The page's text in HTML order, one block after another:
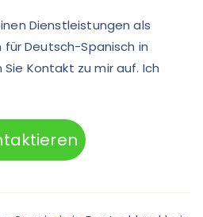
Dienstleistungen als
Deutsch-Spanisch in
Kontakt zu mir auf. Ich